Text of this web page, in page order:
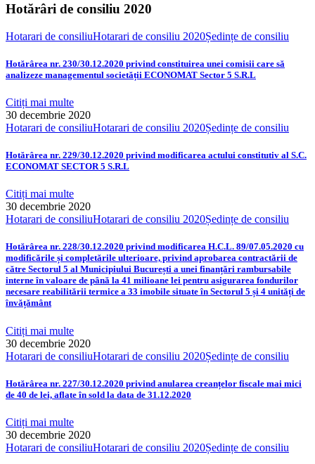
Hotărâri de consiliu 2020
Hotarari de consiliuHotarari de consiliu 2020Ședințe de consiliu
Hotărârea nr. 230/30.12.2020 privind constituirea unei comisii care să
analizeze managementul societății ECONOMAT Sector 5 S.R.L
Citiți mai multe
30 decembrie 2020
Hotarari de consiliuHotarari de consiliu 2020Ședințe de consiliu
Hotărârea nr. 229/30.12.2020 privind modificarea actului constitutiv al S.C.
ECONOMAT SECTOR 5 S.R.L
Citiți mai multe
30 decembrie 2020
Hotarari de consiliuHotarari de consiliu 2020Ședințe de consiliu
Hotărârea nr. 228/30.12.2020 privind modificarea H.C.L. 89/07.05.2020 cu
modificările și completările ulterioare, privind aprobarea contractării de
către Sectorul 5 al Municipiului București a unei finanțări rambursabile
interne în valoare de până la 41 milioane lei pentru asigurarea fondurilor
necesare reabilitării termice a 33 imobile situate în Sectorul 5 și 4 unități de
învățământ
Citiți mai multe
30 decembrie 2020
Hotarari de consiliuHotarari de consiliu 2020Ședințe de consiliu
Hotărârea nr. 227/30.12.2020 privind anularea creanțelor fiscale mai mici
de 40 de lei, aflate în sold la data de 31.12.2020
Citiți mai multe
30 decembrie 2020
Hotarari de consiliuHotarari de consiliu 2020Ședințe de consiliu